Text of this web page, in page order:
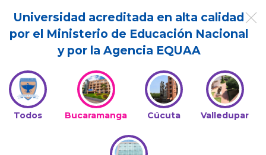
Universidad acreditada en alta calidad
por el Ministerio de Educación Nacional
y por la Agencia EQUAA
Todos Bucaramanga Cúcuta Valledupar